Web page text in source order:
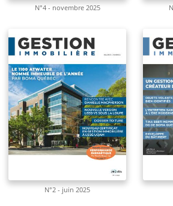
N°4 - novembre 2025
N°2 - juin 2025